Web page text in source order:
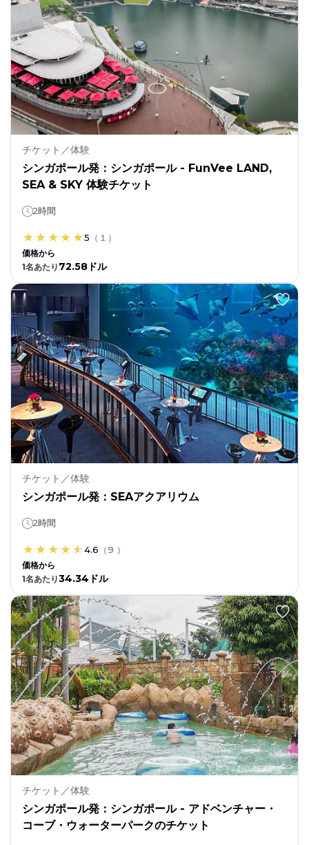
チケット／体験
シンガポール発：シンガポール - FunVee LAND,
SEA & SKY 体験チケット
2時間
5 （ １ ）
価格から
1名あたり 72.58ドル
チケット／体験
シンガポール発：SEAアクアリウム
2時間
4.6 （9 ）
価格から
1名あたり34.34ドル
チケット／体験
シンガポール発：シンガポール - アドベンチャー・
コーブ・ウォーターパークのチケット